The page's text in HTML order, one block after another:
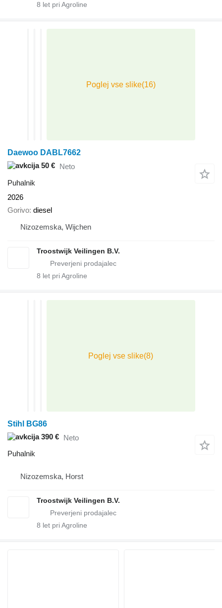
8 let pri Agroline
Daewoo DABL7662
50 € Neto
Puhalnik
2026
Gorivo diesel
Nizozemska, Wijchen
Troostwijk Veilingen B.V.
8 let pri Agroline
Stihl BG86
390 € Neto
Puhalnik
Nizozemska, Horst
Troostwijk Veilingen B.V.
8 let pri Agroline